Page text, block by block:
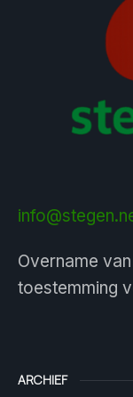
Overname
toestemming
ARCHIEF